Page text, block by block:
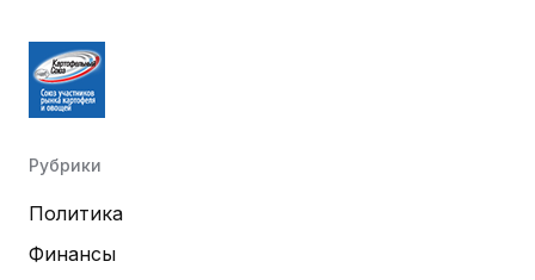
Рубрики
Политика
Финансы